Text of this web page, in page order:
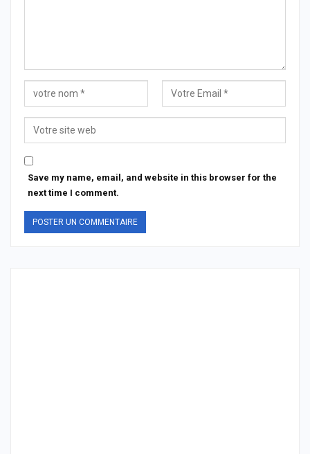
Save my name, email, and website in this browser for the
next time I comment.